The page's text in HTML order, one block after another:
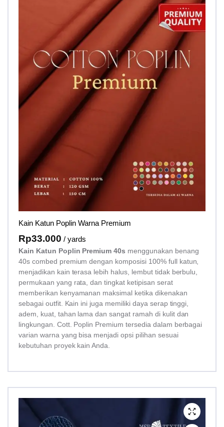
Kain Katun Poplin Warna Premium
Rp33.000 / yards
Kain Katun Poplin Premium 40s menggunakan benang
40s combed premium dengan komposisi 100% full katun,
menjadikan kain terasa lebih halus, lembut tidak berbulu,
permukaan yang rata, dan tingkat ketipisan serat
memberikan kenyamanan maksimal ketika dikenakan
sebagai outfit. Kain ini juga memiliki daya serap tinggi,
adem, kuat, tahan lama dan sangat ramah di kulit dan
lingkungan. Cott. Poplin Premium tersedia dalam berbagai
varian warna yang bisa menjadi opsi pilihan sesuai
kebutuhan proyek kain Anda.